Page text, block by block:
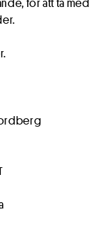
för att ta med